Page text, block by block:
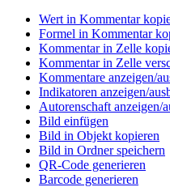
Wert in Kommentar
Formel in Kommentar
Kommentar in Zelle
Kommentar in Zelle
Kommentare anzeigen/
Indikatoren anzeigen/
Autorenschaft anzeigen/
Bild einfügen
Bild in Objekt kopieren
Bild in Ordner speichern
QR-Code generieren
Barcode generieren